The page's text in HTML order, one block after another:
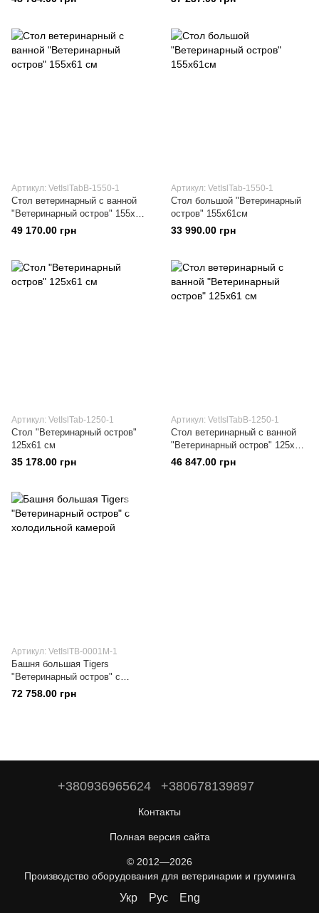
Артикул: VetIslTabВ-1550-1
Стол ветеринарный с ванной
"Ветеринарный остров" 155х61
см
49 170.00 грн
Артикул: VetIslTab-1550-1
Стол большой "Ветеринарный
остров" 155х61см
33 990.00 грн
Артикул: VetIslTab-1250-1
Стол "Ветеринарный остров"
125х61 см
35 178.00 грн
Артикул: VetIslTabВ-1250-1
Стол ветеринарный с ванной
"Ветеринарный остров" 125х61
см
46 847.00 грн
Артикул: VetIslTB-0001М-1
Башня большая Tigers
"Ветеринарный остров" с
холодильной камерой
72 758.00 грн
+380936965624 +380678139897
Контакты
Полная версия сайта
© 2012—2026
Производство оборудования для ветеринарии и груминга
Укр Рус Eng